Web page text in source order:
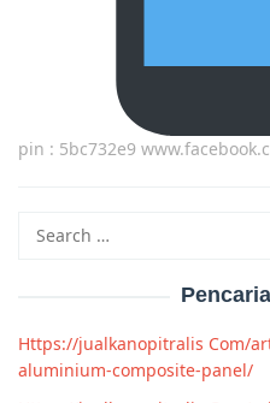
pin : 5bc732e9
Https://jualkanopitralis Com/
aluminium-composite-panel/